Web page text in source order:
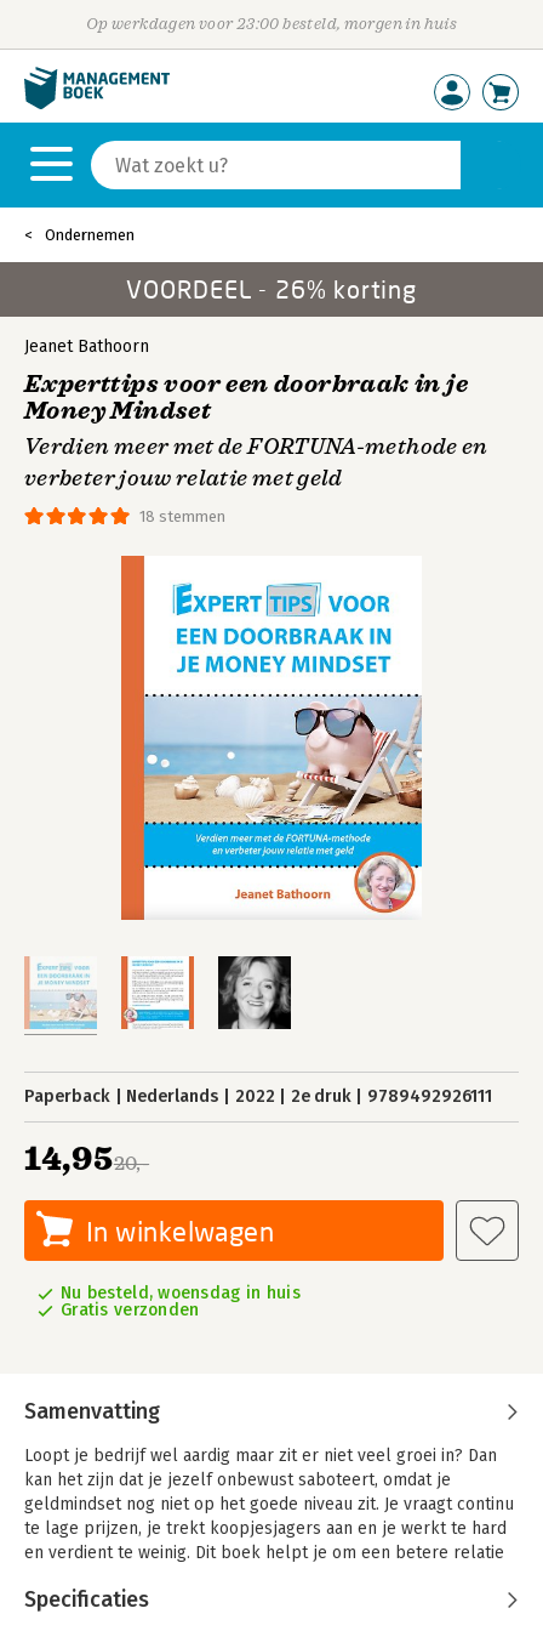
Op werkdagen voor 23:00 besteld, morgen in huis
Ondernemen
VOORDEEL - 26% korting
18 stemmen
Jeanet Bathoorn
Experttips voor een doorbraak in je
Money Mindset
Verdien meer met de FORTUNA-methode en
verbeter jouw relatie met geld
Paperback Nederlands 2022 2e druk 9789492926111
20,-
14,95
In winkelwagen
Nu besteld, woensdag in huis
Gratis verzonden
Samenvatting
Loopt je bedrijf wel aardig maar zit er niet veel groei in? Dan
kan het zijn dat je jezelf onbewust saboteert, omdat je
geldmindset nog niet op het goede niveau zit. Je vraagt continu
te lage prijzen, je trekt koopjesjagers aan en je werkt te hard
en verdient te weinig. Dit boek helpt je om een betere relatie
laten komen.
Specificaties